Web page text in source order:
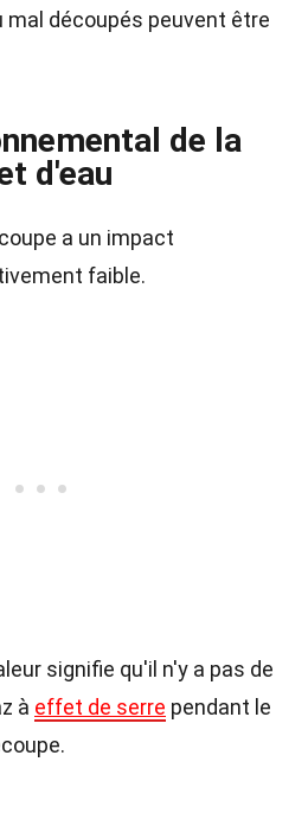
mal découpés peuvent être
de la
d'eau
a un impact
faible.
signifie qu'il n'y a pas de
à effet de serre pendant le